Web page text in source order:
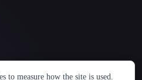
to measure how the site is used.